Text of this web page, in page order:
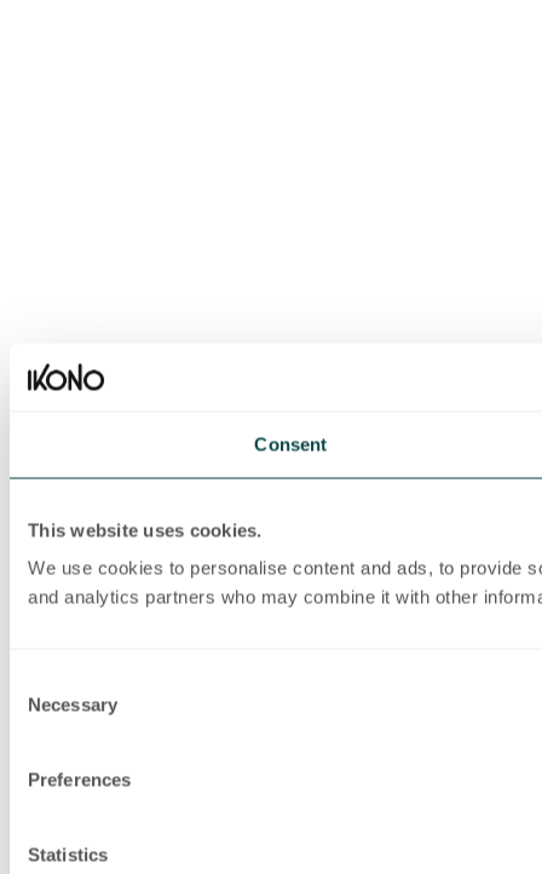
Consent
This website uses cookies.
We use cookies to personalise content and ads, to provide
and analytics partners who may combine it with other
Selection
Necessary
Preferences
Statistics